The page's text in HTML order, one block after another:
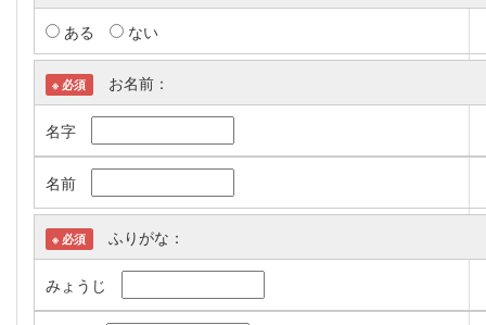
ある ない
※ 必須 お名前：
名字
名前
※ 必須 ふりがな：
みょうじ